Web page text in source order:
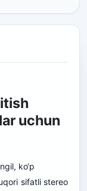
uchun
ko‘p
sifatli stereo